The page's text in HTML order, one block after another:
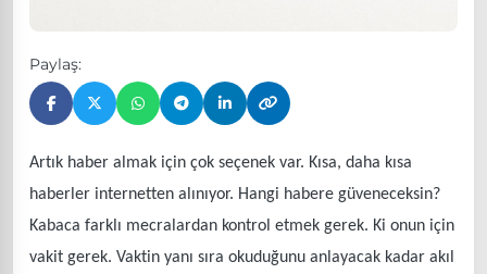
Paylaş:
Artık haber almak için çok seçenek var. Kısa, daha kısa
haberler internetten alınıyor. Hangi habere güveneceksin?
Kabaca farklı mecralardan kontrol etmek gerek. Ki onun için
vakit gerek. Vaktin yanı sıra okuduğunu anlayacak kadar akıl